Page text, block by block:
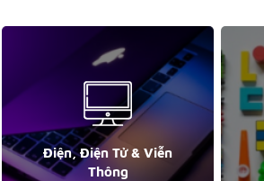
Điện, Điện Tử & Viễn
Thông